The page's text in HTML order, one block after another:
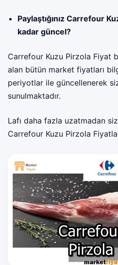
Paylaştığınız Carrefour
kadar güncel?
Carrefour Kuzu Pirzola Fiyat
alan bütün market fiyatları
periyotlar ile güncellenerek
sunulmaktadır.
Lafı daha fazla uzatmadan
Carrefour Kuzu Pirzola